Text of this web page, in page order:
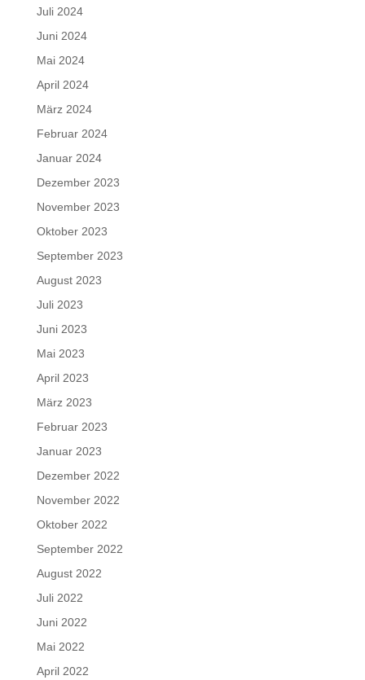
Juli 2024
Juni 2024
Mai 2024
April 2024
März 2024
Februar 2024
Januar 2024
Dezember 2023
November 2023
Oktober 2023
September 2023
August 2023
Juli 2023
Juni 2023
Mai 2023
April 2023
März 2023
Februar 2023
Januar 2023
Dezember 2022
November 2022
Oktober 2022
September 2022
August 2022
Juli 2022
Juni 2022
Mai 2022
April 2022